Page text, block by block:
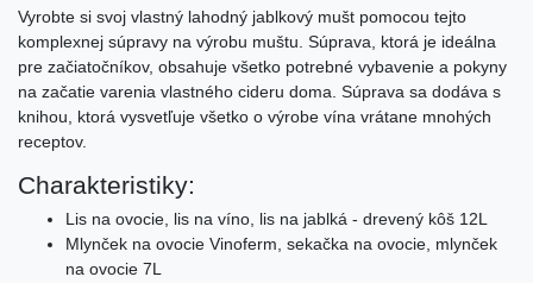
Vyrobte si svoj vlastný lahodný jablkový mušt pomocou tejto
komplexnej súpravy na výrobu muštu. Súprava, ktorá je ideálna
pre začiatočníkov, obsahuje všetko potrebné vybavenie a pokyny
na začatie varenia vlastného cideru doma. Súprava sa dodáva s
knihou, ktorá vysvetľuje všetko o výrobe vína vrátane mnohých
receptov.
Charakteristiky:
Lis na ovocie, lis na víno, lis na jablká - drevený kôš 12L
Mlynček na ovocie Vinoferm, sekačka na ovocie, mlynček
na ovocie 7L